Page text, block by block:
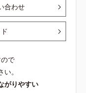
合わせ
で
。
がりやすい